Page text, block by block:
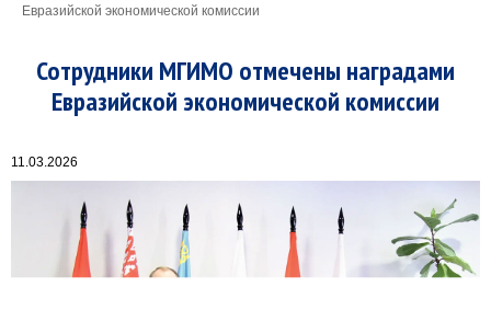
Евразийской экономической комиссии
Сотрудники МГИМО отмечены наградами
Евразийской экономической комиссии
11.03.2026